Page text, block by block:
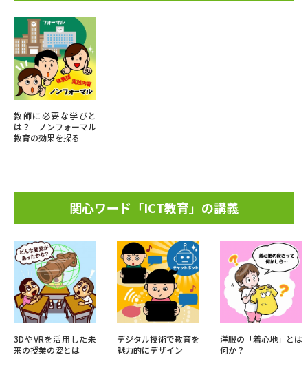
教師に必要な学びと
は？ ノンフォーマル
教育の効果を探る
関心ワード「ICT教育」の講義
3DやVRを活用した未
来の授業の姿とは
デジタル技術で教育を
魅力的にデザイン
洋服の「着心地」とは
何か？